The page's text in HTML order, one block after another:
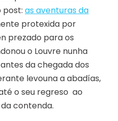
post: as aventuras da
protexida por
prezado para os
o Louvre nunha
da chegada dos
levouna a abadías,
o seu regreso ao
contenda.